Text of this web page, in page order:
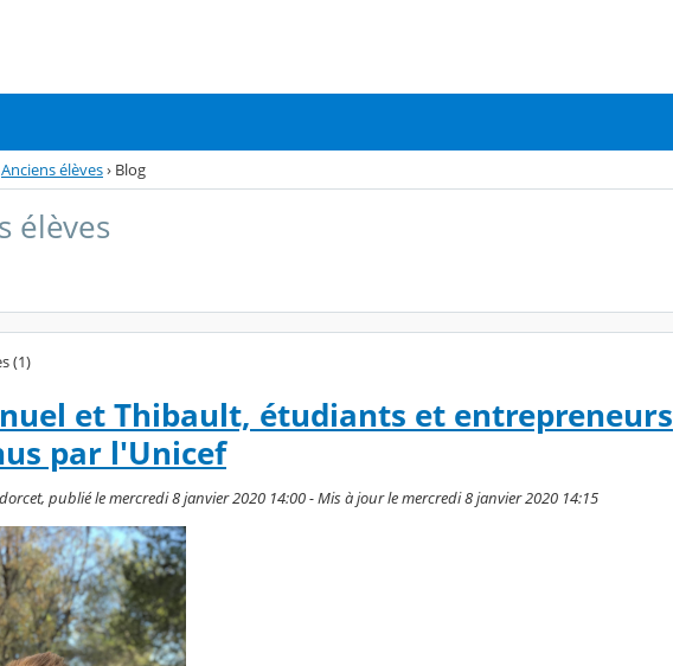
Anciens élèves› Blog
élèves
(1)
et Thibault, étudiants et entrepreneurs
par l'Unicef
publié le mercredi 8 janvier 2020 14:00 - Mis à jour le mercredi 8 janvier 2020 14:15